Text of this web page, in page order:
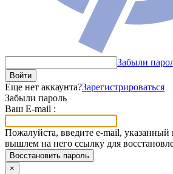
Забыли
Войти
Еще нет аккаунта?Зарегистрироваться
Забыли пароль
Ваш E-mail :
Пожалуйста, введите e-mail,
вышлем на него ссылку для
Восстановить пароль
×